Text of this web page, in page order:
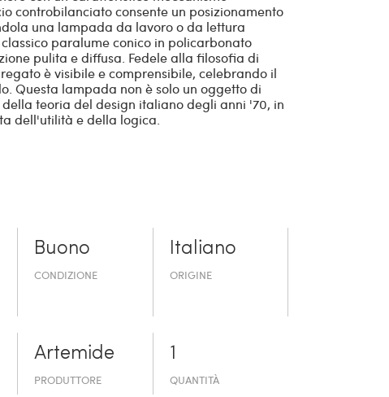
controbilanciato consente un posizionamento
una lampada da lavoro o da lettura
paralume conico in policarbonato
pulita e diffusa. Fedele alla filosofia di
è visibile e comprensibile, celebrando il
Questa lampada non è solo un oggetto di
teoria del design italiano degli anni '70, in
dell'utilità e della logica.
Buono
CONDIZIONE
Italiano
ORIGINE
Artemide
PRODUTTORE
1
QUANTITÀ